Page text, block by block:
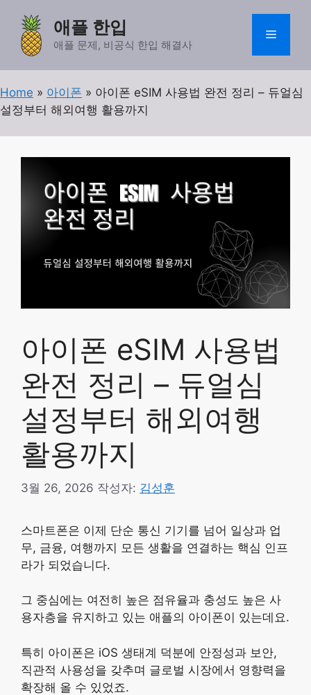
너
뛰
애플 한입
애플 문제, 비공식 한입 해결사
메
Home » 아이폰 » 아이폰 eSIM 사용법 완전 정리 – 듀얼심
설정부터 해외여행 활용까지
아이폰 eSIM 사용법
완전 정리 – 듀얼심
설정부터 해외여행
활용까지
3월 26, 2026 작성자: 김성훈
스마트폰은 이제 단순 통신 기기를 넘어 일상과 업
무, 금융, 여행까지 모든 생활을 연결하는 핵심 인프
라가 되었습니다.
그 중심에는 여전히 높은 점유율과 충성도 높은 사
용자층을 유지하고 있는 애플의 아이폰이 있는데요.
특히 아이폰은 iOS 생태계 덕분에 안정성과 보안,
직관적 사용성을 갖추며 글로벌 시장에서 영향력을
확장해 올 수 있었죠.